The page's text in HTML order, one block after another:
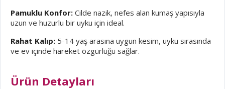
Pamuklu Konfor: Cilde nazik, nefes alan kumaş yapısıyla
uzun ve huzurlu bir uyku için ideal.
Rahat Kalıp: 5-14 yaş arasına uygun kesim, uyku sırasında
ve ev içinde hareket özgürlüğü sağlar.
Ürün Detayları